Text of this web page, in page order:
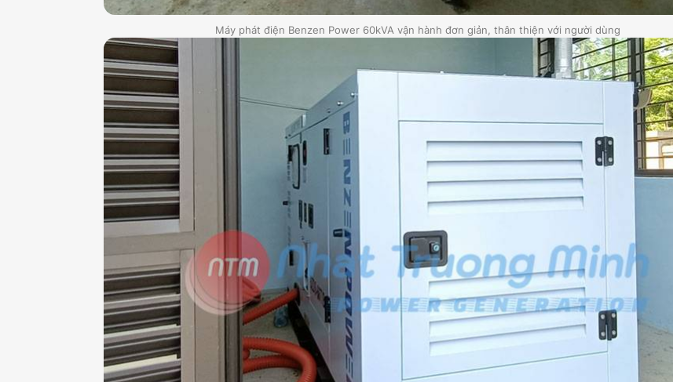
Máy phát điện Benzen Power 60kVA vận hành đơn giản, thân thiện với người dùng